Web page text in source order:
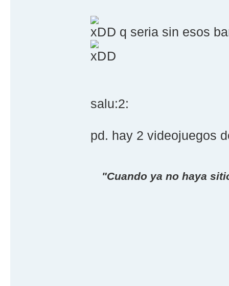
D q seria sin esos
D
salu:2:
pd. hay 2 videojuegos
"Cuando ya no haya